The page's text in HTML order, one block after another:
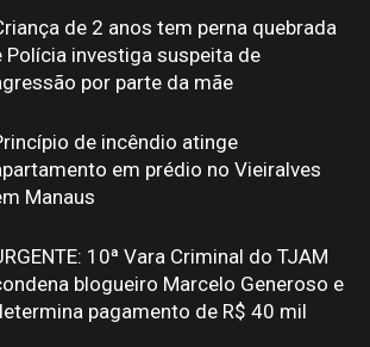
de 2 anos tem perna quebrada
Polícia investiga suspeita de
por parte da mãe
de incêndio atinge
em prédio no Vieiralves
Manaus
10ª Vara Criminal do TJAM
blogueiro Marcelo Generoso e
pagamento de R$ 40 mil